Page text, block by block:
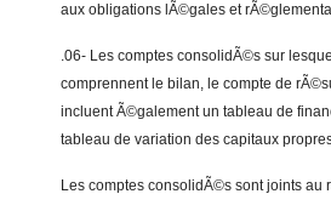
aux obligations lÃ©gales et
.06- Les comptes consolidÃ©s sur
comprennent le bilan, le compte de
incluent Ã©galement un tableau de
tableau de variation des capitaux
Les comptes consolidÃ©s sont joints au